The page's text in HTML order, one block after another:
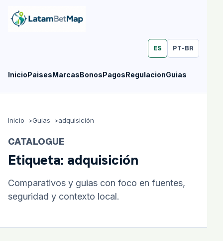
InicioPaisesMarcasBonosPagosRegulacionGuias
ES PT-BR
Inicio Guias adquisición
CATALOGUE
Etiqueta: adquisición
Comparativos y guias con foco en fuentes,
seguridad y contexto local.